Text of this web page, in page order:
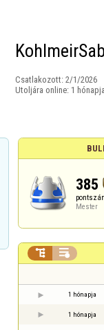
Csatlakozott: 2/1/2026
Utoljára online: 1 hónapja
385
Mester
 
1 hónapja
1 hónapja